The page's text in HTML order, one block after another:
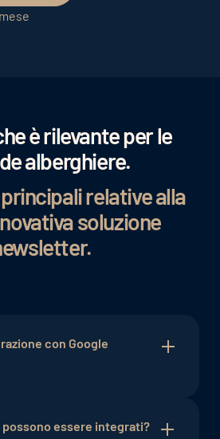
è rilevante per le
alberghiere.
relative alla
soluzione
con Google
a Google Analytics – per
possono essere integrati?